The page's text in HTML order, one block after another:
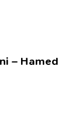
– Hamed